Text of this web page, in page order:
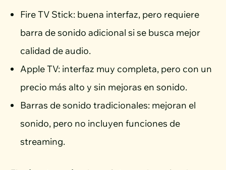
Fire TV Stick: buena interfaz, pero requiere
barra de sonido adicional si se busca mejor
calidad de audio.
Apple TV: interfaz muy completa, pero con un
precio más alto y sin mejoras en sonido.
Barras de sonido tradicionales: mejoran el
sonido, pero no incluyen funciones de
streaming.